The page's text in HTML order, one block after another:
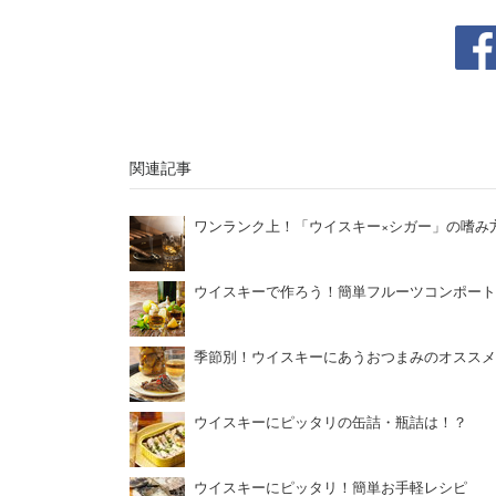
関連記事
ワンランク上！「ウイスキー×シガー」の嗜み
ウイスキーで作ろう！簡単フルーツコンポート
季節別！ウイスキーにあうおつまみのオススメ
ウイスキーにピッタリの缶詰・瓶詰は！？
ウイスキーにピッタリ！簡単お手軽レシピ